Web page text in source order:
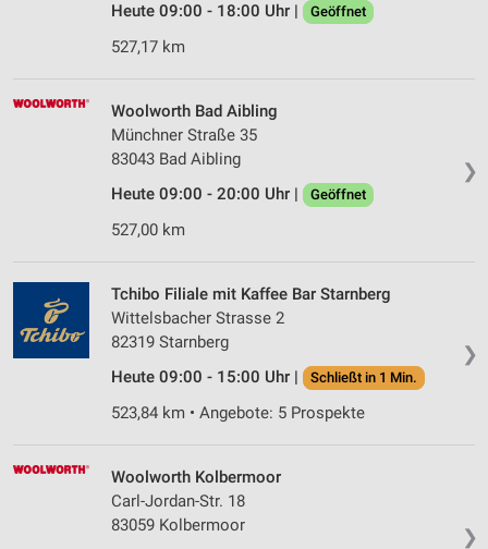
Heute 09:00 - 18:00 Uhr |
Geöffnet
527,17 km
❯
Woolworth Bad Aibling
Münchner Straße 35
83043 Bad Aibling
Heute 09:00 - 20:00 Uhr |
Geöffnet
527,00 km
❯
Tchibo Filiale mit Kaffee Bar Starnberg
Wittelsbacher Strasse 2
82319 Starnberg
Heute 09:00 - 15:00 Uhr |
Schließt in 1 Min.
523,84 km • Angebote: 5 Prospekte
❯
Woolworth Kolbermoor
Carl-Jordan-Str. 18
83059 Kolbermoor